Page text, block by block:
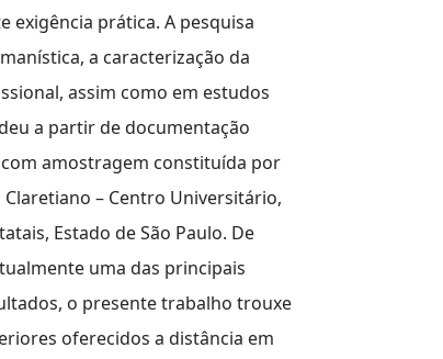
exigência prática. A pesquisa
a caracterização da
assim como em estudos
a partir de documentação
amostragem constituída por
– Centro Universitário,
Estado de São Paulo. De
uma das principais
o presente trabalho trouxe
oferecidos a distância em